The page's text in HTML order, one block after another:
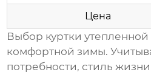
Цена
Выбор куртки утепленной
комфортной зимы.
потребности, стиль